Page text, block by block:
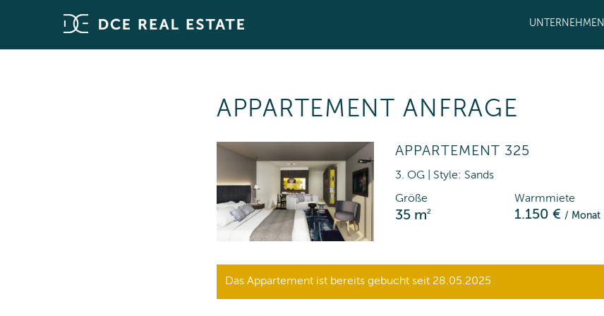
UNTERNEHMEN
APPARTEMENT ANFRAGE
APPARTEMENT 325
3. OG | Style: Sands
Größe
35 m2
Warmmiete
1.150 €/ Monat
Das Appartement ist bereits gebucht seit 28.05.2025